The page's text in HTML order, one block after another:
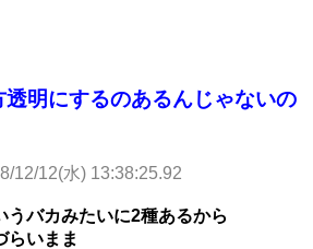
明にするのあるんじゃないの
12/12(水) 13:38:25.92
うバカみたいに2種あるから
らいまま